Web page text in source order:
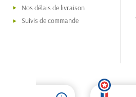
Nos délais de livraison
Suivis de commande